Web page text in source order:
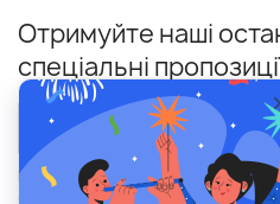
Отримуйте наші
спеціальні
Ви зможете скасувати підписку в